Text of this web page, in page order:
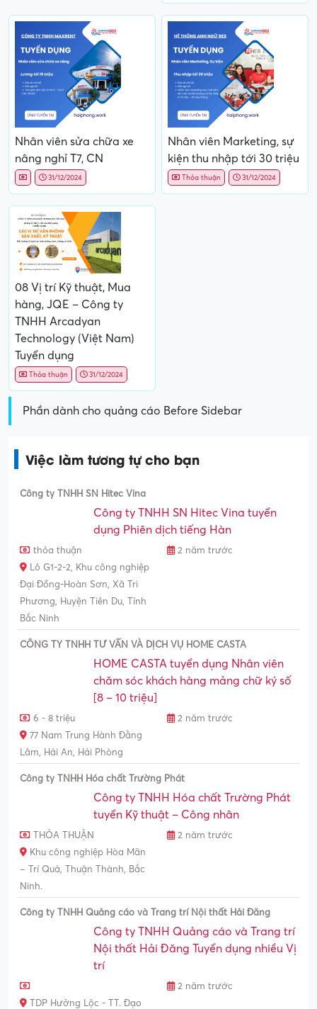
Nhân viên sửa chữa xe
nâng nghỉ T7, CN
31/12/2024
Nhân viên Marketing, sự
kiện thu nhập tới 30 triệu
Thỏa thuận 31/12/2024
08 Vị trí Kỹ thuật, Mua
hàng, JQE – Công ty
TNHH Arcadyan
Technology (Việt Nam)
Tuyển dụng
Thỏa thuận 31/12/2024
Phần dành cho quảng cáo Before Sidebar
Việc làm tương tự cho bạn
Công ty TNHH SN Hitec Vina
Công ty TNHH SN Hitec Vina tuyển
dụng Phiên dịch tiếng Hàn
thỏa thuận
2 năm trước
Lô G1-2-2, Khu công nghiệp
Đại Đồng-Hoàn Sơn, Xã Tri
Phương, Huyện Tiên Du, Tỉnh
Bắc Ninh
CÔNG TY TNHH TƯ VẤN VÀ DỊCH VỤ HOME CASTA
HOME CASTA tuyển dụng Nhân viên
chăm sóc khách hàng mảng chữ ký số
[8 – 10 triệu]
6 - 8 triệu
2 năm trước
77 Nam Trung Hành Đằng
Lâm, Hải An, Hải Phòng
Công ty TNHH Hóa chất Trường Phát
Công ty TNHH Hóa chất Trường Phát
tuyển Kỹ thuật – Công nhân
THỎA THUẬN
2 năm trước
Khu công nghiệp Hòa Mãn
– Trí Quả, Thuận Thành, Bắc
Ninh.
Công ty TNHH Quảng cáo và Trang trí Nội thất Hải Đăng
Công ty TNHH Quảng cáo và Trang trí
Nội thất Hải Đăng Tuyển dụng nhiều Vị
trí
2 năm trước
TDP Hưởng Lộc - TT. Đạo